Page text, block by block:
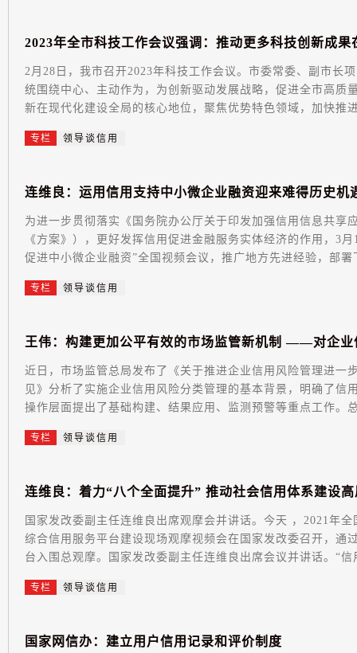
2023年全市科技工作会议强调 ： 推动更多科技创 新成果
2月28日，我市召开2023年科技工作会议。市委常委、副市长
统围绕中心、主动作为，为创新驱动发展战略，促进全市高质
新在现代化建设全局的核心地位，聚焦优势特色领域，加快推
专栏 领导谈信用
连维 良 ： 运用 信用 支持中小微企业融资迎来难得历史机
为进一步贯彻落实《国务院办公厅关于印发加强信用信息共享
《方案》），更好发挥信用促进金融服务实体经济的作用，3
促进中小微企业融资”全国视频会议，推广地方先进经验，部
专栏 领导谈信用
王伟： 构建更加公平有效的市场监管新机制 ——对企业
近日，市场监管总局发布了《关于推进企业信用风险管理进一
见》分析了实施企业信用风险分类管理的基本背景，明确了
操作层面提出了基础构建、结果应用、监测预警等重点工作。
专栏 领导谈信用
连维 良 ： 着力“八个全面提升” 推动社会信用 体系建设高
国家发改委副主任连维良出席观摩会并讲话。今天 ，2021年
综合信用服务平台建设现场观摩视频会在国家发改委召开，通
台入围总观摩。国家发改委副主任连维良出席会议并讲话。“
专栏 领导谈信用
国 家 网信办： 建立用 户信用 记录和评价制 度